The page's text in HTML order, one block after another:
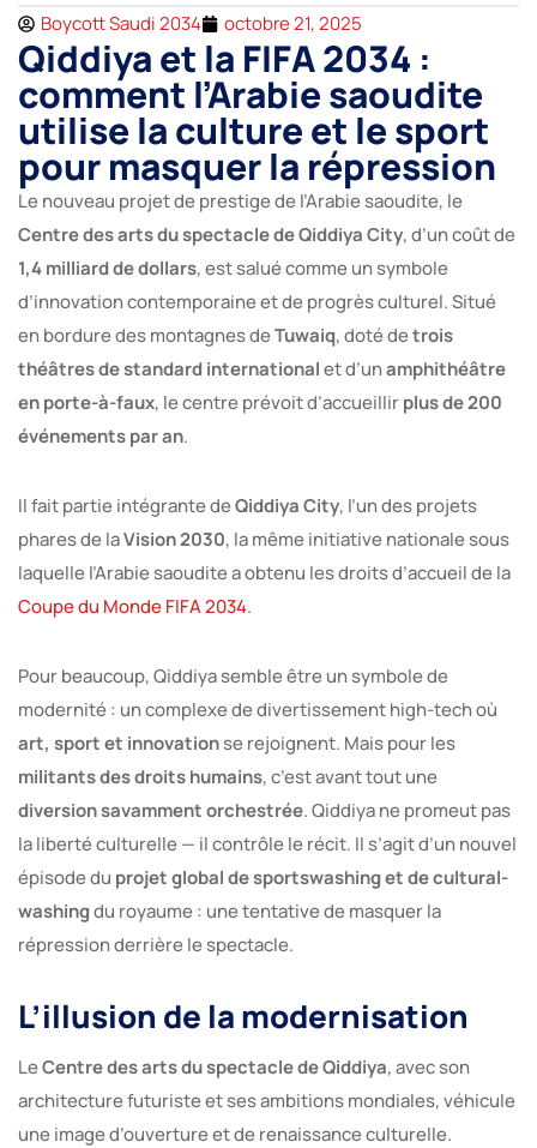
Boycott Saudi 2034 octobre 21, 2025
Qiddiya et la FIFA 2034 :
comment l’Arabie saoudite
utilise la culture et le sport
pour masquer la répression
Le nouveau projet de prestige de l’Arabie saoudite, le
Centre des arts du spectacle de Qiddiya City, d’un coût de
1,4 milliard de dollars, est salué comme un symbole
d’innovation contemporaine et de progrès culturel. Situé
en bordure des montagnes deTuwaiq, doté detrois
théâtres de standard internationalet d’unamphithéâtre
en porte-à-faux, le centre prévoit d’accueillirplus de 200
événements par an.
Il fait partie intégrante deQiddiya City, l’un des projets
phares de laVision 2030, la même initiative nationale sous
laquelle l’Arabie saoudite a obtenu les droits d’accueil de la
Coupe du Monde FIFA 2034.
Pour beaucoup, Qiddiya semble être un symbole de
modernité : un complexe de divertissement high-tech où
art, sport et innovationse rejoignent. Mais pour les
militants des droits humains, c’est avant tout une
diversion savamment orchestrée. Qiddiya ne promeut pas
la liberté culturelle — il contrôle le récit. Il s’agit d’un nouvel
épisode du projet global de sportswashing et de cultural-
washingdu royaume : une tentative de masquer la
répression derrière le spectacle.
L’illusion de la modernisation
LeCentre des arts du spectacle de Qiddiya, avec son
architecture futuriste et ses ambitions mondiales, véhicule
une image d’ouverture et de renaissance culturelle.